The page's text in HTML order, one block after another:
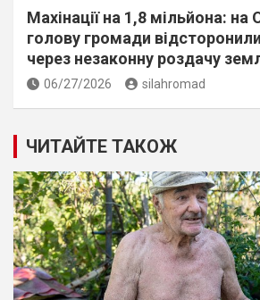
Махінації на 1,8 мільйона: на
голову громади
через незаконну роздачу
06/27/2026 silahromad
ЧИТАЙТЕ ТАКОЖ